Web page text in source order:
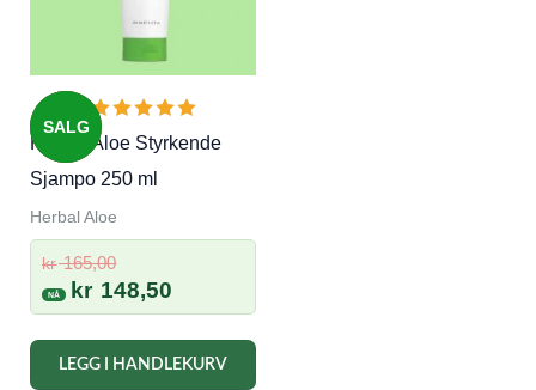
SALG
Herbal Aloe Styrkende
Sjampo 250 ml
Herbal Aloe
kr165,00Opprinnelig
pris
var:
kr 165,00.
kr 148,50
pris
er:
kr 148,50.
LEGG I HANDLEKURV